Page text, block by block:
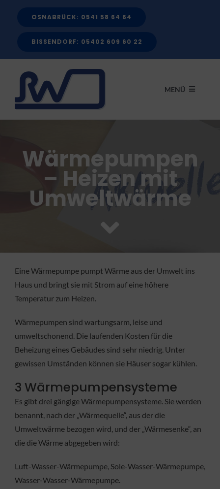
OSNABRÜCK: 0541 58 64 64
BISSENDORF: 05402 609 60 22
MENÜ
LEISTUNGEN
FÖRDERMITTEL
FACHBETRIEB
KONTAKT
Wärmepumpen
– Heizen mit
Umweltwärme
Eine Wärmepumpe pumpt Wärme aus der Umwelt ins
Haus und bringt sie mit Strom auf eine höhere
Temperatur zum Heizen.
Wärmepumpen sind wartungsarm, leise und
umweltschonend. Die laufenden Kosten für die
Beheizung eines Gebäudes sind sehr niedrig. Unter
gewissen Umständen können sie Häuser sogar kühlen.
3 Wärmepumpensysteme
Es gibt drei gängige Wärmepumpensysteme. Sie werden
benannt, nach der „Wärmequelle“, aus der die
Umweltwärme bezogen wird, und der „Wärmesenke“, an
die die Wärme abgegeben wird:
Luft-Wasser-Wärmepumpe, Sole-Wasser-Wärmepumpe,
Wasser-Wasser-Wärmepumpe.